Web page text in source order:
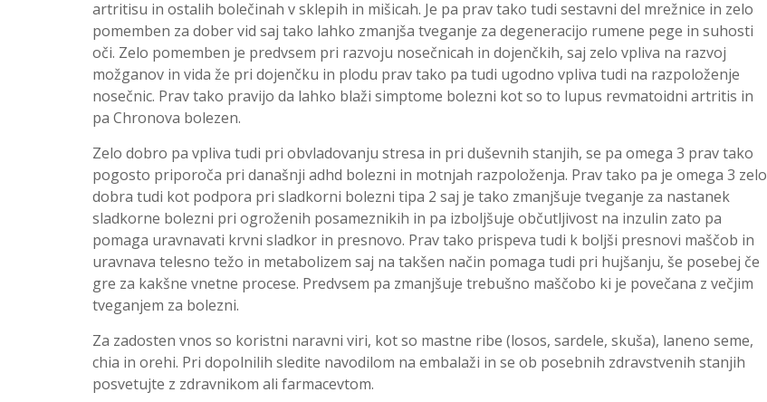
artritisu in ostalih bolečinah v sklepih in mišicah. Je pa prav tako tudi sestavni del mrežnice in zelo
pomemben za dober vid saj tako lahko zmanjša tveganje za degeneracijo rumene pege in suhosti
oči. Zelo pomemben je predvsem pri razvoju nosečnicah in dojenčkih, saj zelo vpliva na razvoj
možganov in vida že pri dojenčku in plodu prav tako pa tudi ugodno vpliva tudi na razpoloženje
nosečnic. Prav tako pravijo da lahko blaži simptome bolezni kot so to lupus revmatoidni artritis in
pa Chronova bolezen.
Zelo dobro pa vpliva tudi pri obvladovanju stresa in pri duševnih stanjih, se pa omega 3 prav tako
pogosto priporoča pri današnji adhd bolezni in motnjah razpoloženja. Prav tako pa je omega 3 zelo
dobra tudi kot podpora pri sladkorni bolezni tipa 2 saj je tako zmanjšuje tveganje za nastanek
sladkorne bolezni pri ogroženih posameznikih in pa izboljšuje občutljivost na inzulin zato pa
pomaga uravnavati krvni sladkor in presnovo. Prav tako prispeva tudi k boljši presnovi maščob in
uravnava telesno težo in metabolizem saj na takšen način pomaga tudi pri hujšanju, še posebej če
gre za kakšne vnetne procese. Predvsem pa zmanjšuje trebušno maščobo ki je povečana z večjim
tveganjem za bolezni.
Za zadosten vnos so koristni naravni viri, kot so mastne ribe (losos, sardele, skuša), laneno seme,
chia in orehi. Pri dopolnilih sledite navodilom na embalaži in se ob posebnih zdravstvenih stanjih
posvetujte z zdravnikom ali farmacevtom.